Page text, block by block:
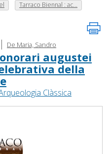
Tarraco Biennal : ac...
| De Maria, Sandro
augustei
della
Clàssica